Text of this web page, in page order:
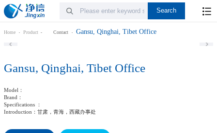
Home Product Contact Gansu, Qinghai, Tibet Office
Gansu, Qinghai, Tibet Office
Model ：
Brand ：
Specifications
：
Introduction ：甘肃，青海，西藏办事处